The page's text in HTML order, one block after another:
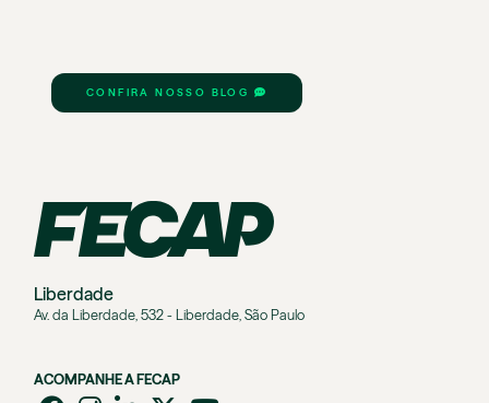
CONFIRA NOSSO BLOG
Liberdade
Av. da Liberdade, 532 - Liberdade, São Paulo
ACOMPANHE A FECAP